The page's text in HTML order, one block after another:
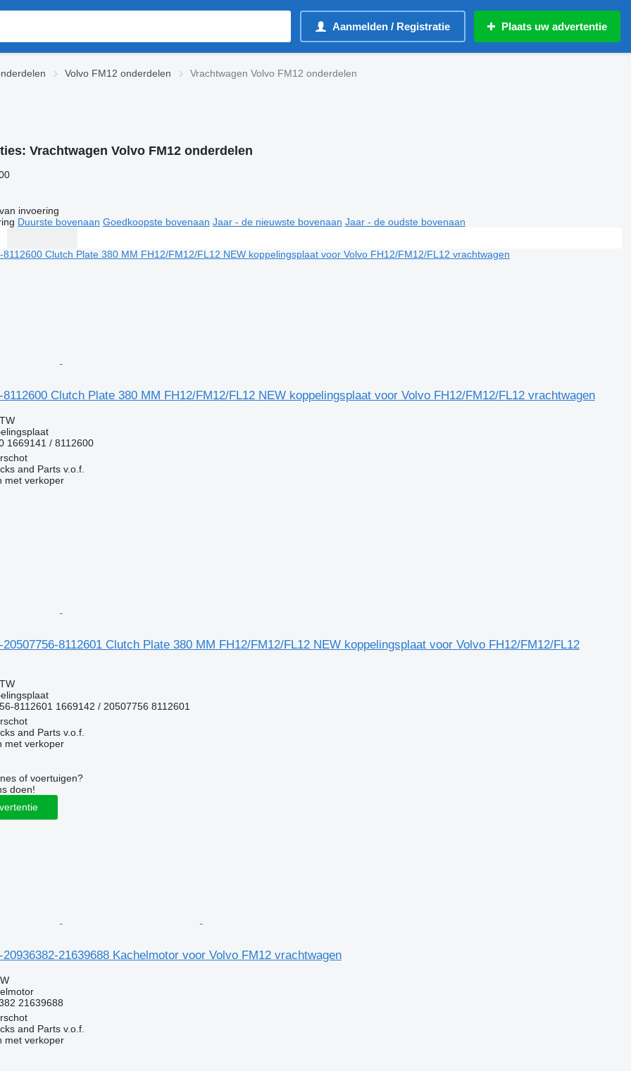
Aanmelden / Registratie Plaats uw advertentie
Volvo FM12 onderdelen Vrachtwagen Volvo FM12 onderdelen
Vrachtwagen Volvo FM12 onderdelen
invoering
Duurste bovenaan Goedkoopste bovenaan Jaar - de nieuwste bovenaan Jaar - de oudste bovenaan
8112600 Clutch Plate 380 MM FH12/FM12/FL12 NEW koppelingsplaat voor Volvo FH12/FM12/FL12 vrachtwagen
1669141 / 8112600
and Parts v.o.f.
met verkoper
20507756-8112601 Clutch Plate 380 MM FH12/FM12/FL12 NEW koppelingsplaat voor Volvo FH12/FM12/FL12
8112601 1669142 / 20507756 8112601
and Parts v.o.f.
met verkoper
of voertuigen?
doen!
20936382-21639688 Kachelmotor voor Volvo FM12 vrachtwagen
21639688
and Parts v.o.f.
met verkoper